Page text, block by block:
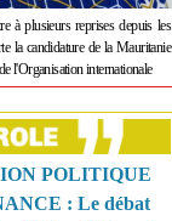
à plusieurs reprises depuis les
la candidature de la Mauritanie
l'Organisation internationale
POLITIQUE
: Le débat